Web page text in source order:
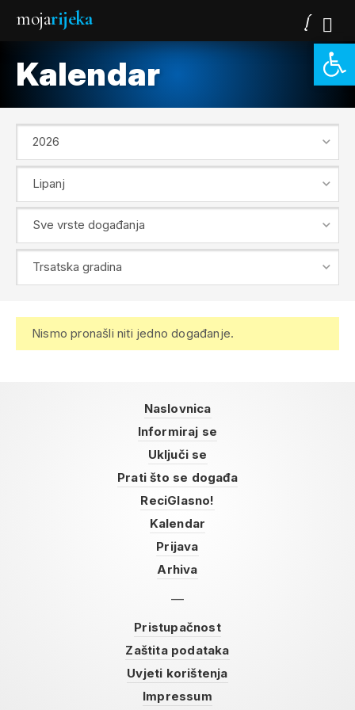
mojarijeka
Kalendar
Nismo pronašli niti jedno događanje.
Naslovnica
Informiraj se
Uključi se
Prati što se događa
ReciGlasno!
Kalendar
Prijava
Arhiva
Pristupačnost
Zaštita podataka
Uvjeti korištenja
Impressum